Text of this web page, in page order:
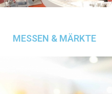
MESSEN & MÄRKTE